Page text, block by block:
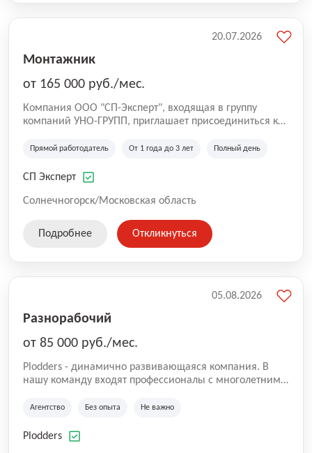
Монтажник
от 165 000 руб./мес.
Компания ООО "СП-Эксперт", входящая в группу
компаний УНО-ГРУПП, приглашает присоединиться к
работаем на рынке с 2005 года и оказываем комплекс
зданий из гибридных модульных блоков свободной
гибридно-модульного строительства.
Прямой работодатель От 1 года до 3 лет Полный день
СП Эксперт
Солнечногорск/Московская область
20.07.2026
Подробнее Откликнуться
Разнорабочий
от 85 000 руб./мес.
Plodders - динамично развивающаяся компания. В
нашу команду входят профессионалы с многолетним
на рынке аутсорсинга, а накопленный опыт позволяют
оказываемых услуг.
Агентство Без опыта Не важно
Plodders
05.08.2026